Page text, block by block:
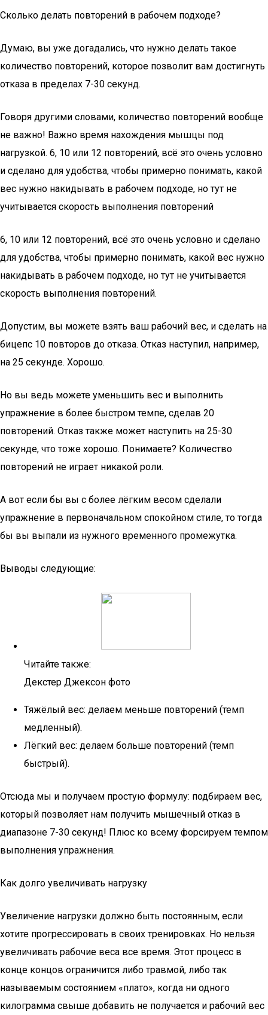
Сколько делать повторений в рабочем подходе?
Думаю, вы уже догадались, что нужно делать такое
количество повторений, которое позволит вам достигнуть
отказа в пределах 7-30 секунд.
Говоря другими словами, количество повторений вообще
не важно! Важно время нахождения мышцы под
нагрузкой. 6, 10 или 12 повторений, всё это очень условно
и сделано для удобства, чтобы примерно понимать, какой
вес нужно накидывать в рабочем подходе, но тут не
учитывается скорость выполнения повторений
6, 10 или 12 повторений, всё это очень условно и сделано
для удобства, чтобы примерно понимать, какой вес нужно
накидывать в рабочем подходе, но тут не учитывается
скорость выполнения повторений.
Допустим, вы можете взять ваш рабочий вес, и сделать на
бицепс 10 повторов до отказа. Отказ наступил, например,
на 25 секунде. Хорошо.
Но вы ведь можете уменьшить вес и выполнить
упражнение в более быстром темпе, сделав 20
повторений. Отказ также может наступить на 25-30
секунде, что тоже хорошо. Понимаете? Количество
повторений не играет никакой роли.
А вот если бы вы с более лёгким весом сделали
упражнение в первоначальном спокойном стиле, то тогда
бы вы выпали из нужного временного промежутка.
Выводы следующие:
Читайте также:
Декстер Джексон фото
Тяжёлый вес: делаем меньше повторений (темп
медленный).
Лёгкий вес: делаем больше повторений (темп
быстрый).
Отсюда мы и получаем простую формулу: подбираем вес,
который позволяет нам получить мышечный отказ в
диапазоне 7-30 секунд! Плюс ко всему форсируем темпом
выполнения упражнения.
Как долго увеличивать нагрузку
Увеличение нагрузки должно быть постоянным, если
хотите прогрессировать в своих тренировках. Но нельзя
увеличивать рабочие веса все время. Этот процесс в
конце концов ограничится либо травмой, либо так
называемым состоянием «плато», когда ни одного
килограмма свыше добавить не получается и рабочий вес